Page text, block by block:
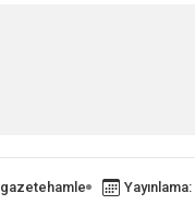
gazetehamle